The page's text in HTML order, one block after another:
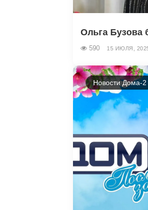
Ольга Бузова
590 15 ИЮЛЯ,
Новости Дома-2